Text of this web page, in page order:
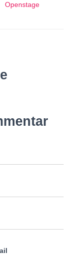
Openstage